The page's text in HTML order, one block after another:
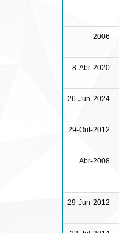
2006
8-Abr-2020
26-Jun-2024
29-Out-2012
Abr-2008
29-Jun-2012